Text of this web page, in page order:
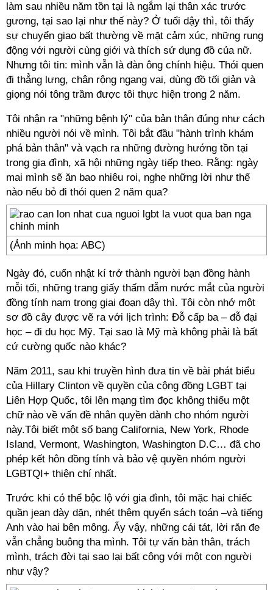
làm sau nhiều năm tồn tại là ngắm lại thân xác trước
gương, tại sao lại như thế này? Ở tuổi dậy thì, tôi thấy
sự chuyển giao bất thường về mặt cảm xúc, những rung
động với người cùng giới và thích sử dụng đồ của nữ.
Nhưng tôi tin: mình vẫn là đàn ông chính hiệu. Thói quen
đi thẳng lưng, chân rộng ngang vai, dùng đồ tối giản và
giọng nói tông trầm được tôi thực hiện trong 2 năm.
Tôi nhận ra "những bệnh lý" của bản thân đúng như cách
nhiều người nói về mình. Tôi bắt đầu "hành trình khám
phá bản thân" và vạch ra những đường hướng tồn tại
trong gia đình, xã hội những ngày tiếp theo. Rằng: ngày
mai mình sẽ ăn bao nhiêu roi, nghe những lời như thế
nào nếu bỏ đi thói quen 2 năm qua?
(Ảnh minh họa: ABC)
Ngày đó, cuốn nhật kí trở thành người bạn đồng hành
mỗi tối, những trang giấy thấm đẫm nước mắt của người
đồng tính nam trong giai đoạn dậy thì. Tôi còn nhớ một
sơ đồ cây được vẽ ra với lịch trình: Đỗ cấp ba – đỗ đại
học – đi du học Mỹ. Tại sao là Mỹ mà không phải là bất
cứ cường quốc nào khác?
Năm 2011, sau khi truyền hình đưa tin về bài phát biểu
của Hillary Clinton về quyền của cộng đồng LGBT tại
Liên Hợp Quốc, tôi lên mạng tìm đọc không thiếu một
chữ nào về vấn đề nhân quyền dành cho nhóm người
này.Tôi biết một số bang California, New York, Rhode
Island, Vermont, Washington, Washington D.C… đã cho
phép kết hôn đồng tính và bảo vệ quyền nhóm người
LGBTQI+ thiện chí nhất.
Trước khi có thể bộc lộ với gia đình, tôi mặc hai chiếc
quần jean dày dặn, nhét thêm quyển sách toán –và tiếng
Anh vào hai bên mông. Ấy vậy, những cái tát, lời răn đe
vẫn chẳng buông tha mình. Tôi tự vấn bản thân, trách
mình, trách đời tại sao lại bất công với một con người
như vậy?